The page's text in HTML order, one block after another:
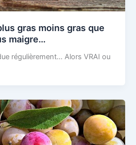
gras moins gras que
maigre…
régulièrement… Alors VRAI ou